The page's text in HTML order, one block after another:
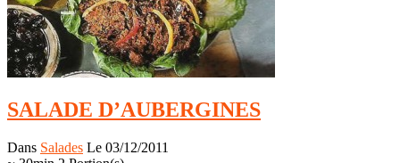
SALADE D’AUBERGINES
Dans Salades Le 03/12/2011